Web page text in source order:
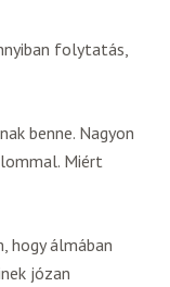
folytatás,
benne. Nagyon
Miért
hogy álmában
józan